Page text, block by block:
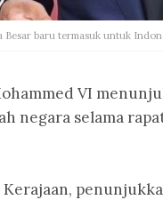
Besar baru termasuk untuk
VI
negara selama